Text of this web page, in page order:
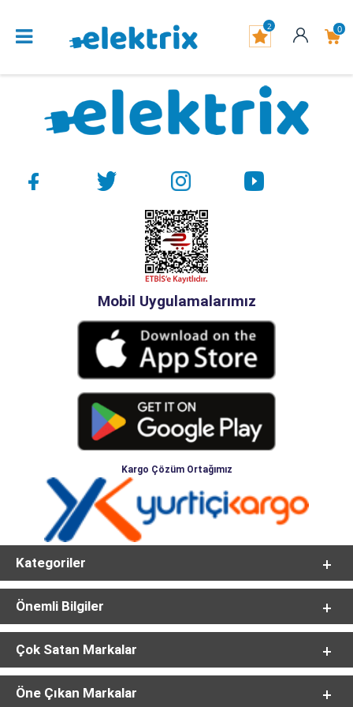
0
2
Mobil Uygulamalarımız
Kargo Çözüm Ortağımız
Kategoriler
Önemli Bilgiler
Çok Satan Markalar
Öne Çıkan Markalar